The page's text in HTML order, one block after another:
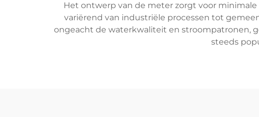
Het ontwerp van de meter zorgt voor
variërend van industriële processen tot
ongeacht de waterkwaliteit en stroompatronen,
steeds